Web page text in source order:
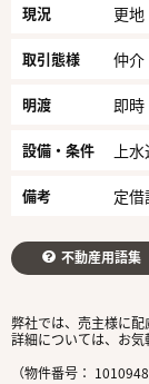
現況 更地
取引態様 仲介
明渡 即時
設備・条件 上
備考 定
不動産用語集
弊社では、売主様に配
詳細については、お気
（物件番号： 1010948